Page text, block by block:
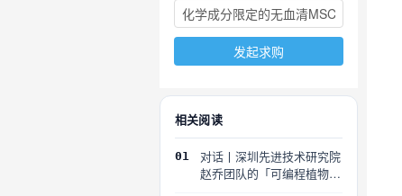
发起求购
相关阅读
01
对话丨深圳先进技术研究院
赵乔团队的「可编程植物」